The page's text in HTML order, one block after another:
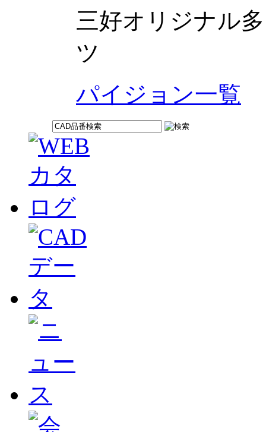
三好オリジナル
ツ
パイジョン一覧